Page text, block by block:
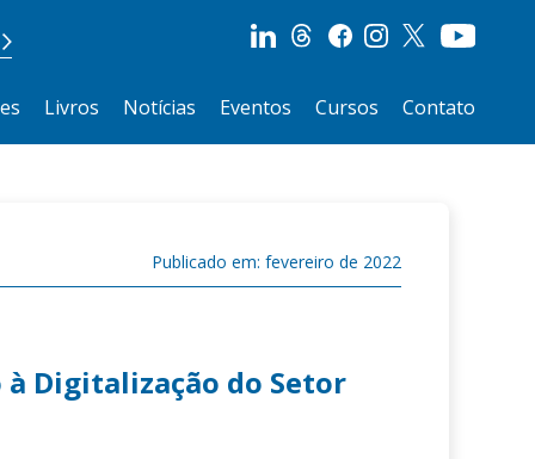
Livros Notícias Eventos Cursos Contato
Publicado em: fevereiro de 2022
Digitalização do Setor